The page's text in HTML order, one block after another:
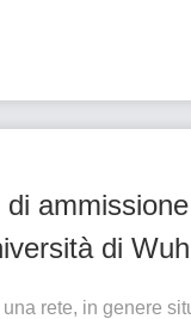
ammissione
di
rete, in genere